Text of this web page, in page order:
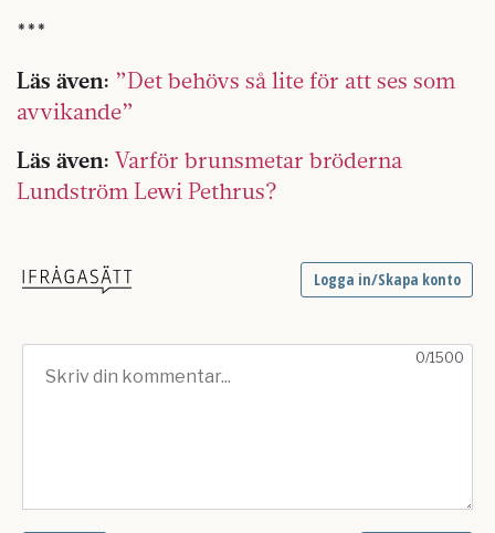
***
Läs även: ”Det behövs så lite för att ses som
avvikande”
Läs även: Varför brunsmetar bröderna
Lundström Lewi Pethrus?